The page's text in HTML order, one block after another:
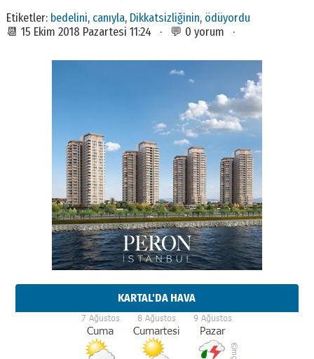
Etiketler: bedelini, canıyla, Dikkatsizliğinin, ödüyordu
📆 15 Ekim 2018 Pazartesi 11:24 · 💬 0 yorum ·
KARTAL'DA HAVA